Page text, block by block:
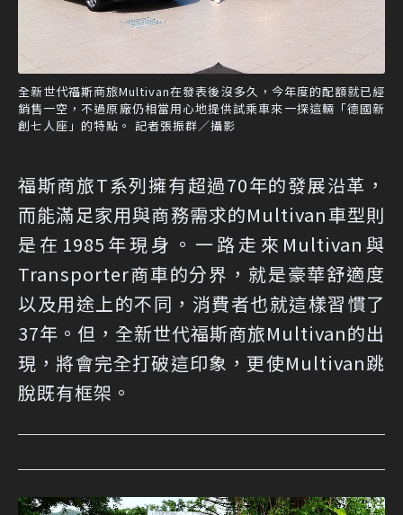
全新世代福斯商旅Multivan在發表後沒多久，今年度的配額就已經
銷售一空，不過原廠仍相當用心地提供試乘車來一探這輛「德國新
創七人座」的特點。 記者張振群／攝影
福斯商旅T系列擁有超過70年的發展沿革，
而能滿足家用與商務需求的Multivan車型則
是在1985年現身。一路走來Multivan與
Transporter商車的分界，就是豪華舒適度
以及用途上的不同，消費者也就這樣習慣了
37年。但，全新世代福斯商旅Multivan的出
現，將會完全打破這印象，更使Multivan跳
脫既有框架。